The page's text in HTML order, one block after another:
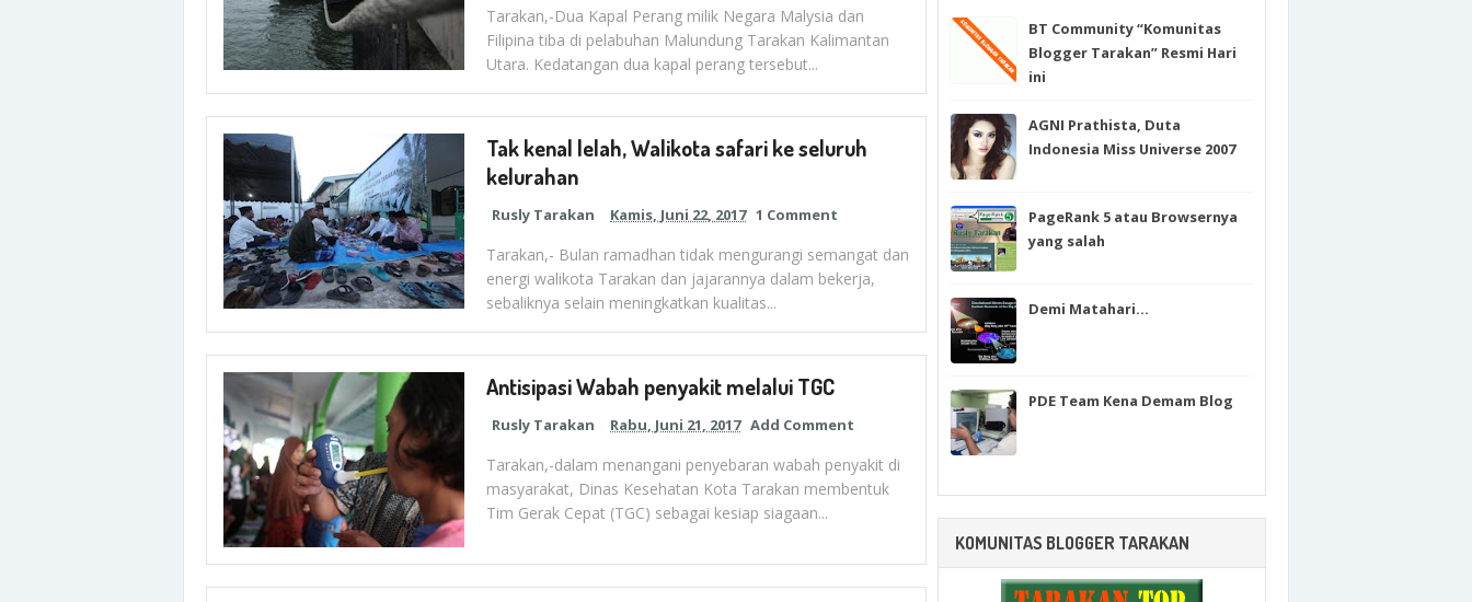
Tarakan,-Dua Kapal Perang milik Negara Malysia dan
Filipina tiba di pelabuhan Malundung Tarakan Kalimantan
Utara. Kedatangan dua kapal perang tersebut...
Tak kenal lelah, Walikota safari ke seluruh
kelurahan
Rusly Tarakan Kamis, Juni 22, 2017 1 Comment
Tarakan,- Bulan ramadhan tidak mengurangi semangat dan
energi walikota Tarakan dan jajarannya dalam bekerja,
sebaliknya selain meningkatkan kualitas...
Antisipasi Wabah penyakit melalui TGC
Rusly Tarakan Rabu, Juni 21, 2017 Add Comment
Tarakan,-dalam menangani penyebaran wabah penyakit di
masyarakat, Dinas Kesehatan Kota Tarakan membentuk
Tim Gerak Cepat (TGC) sebagai kesiap siagaan...
BT Community “Komunitas
Blogger Tarakan” Resmi Hari
ini
AGNI Prathista, Duta
Indonesia Miss Universe 2007
PageRank 5 atau Browsernya
yang salah
Demi Matahari…
PDE Team Kena Demam Blog
KOMUNITAS BLOGGER TARAKAN